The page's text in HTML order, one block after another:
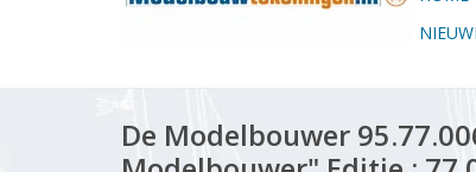
De Modelbouwer